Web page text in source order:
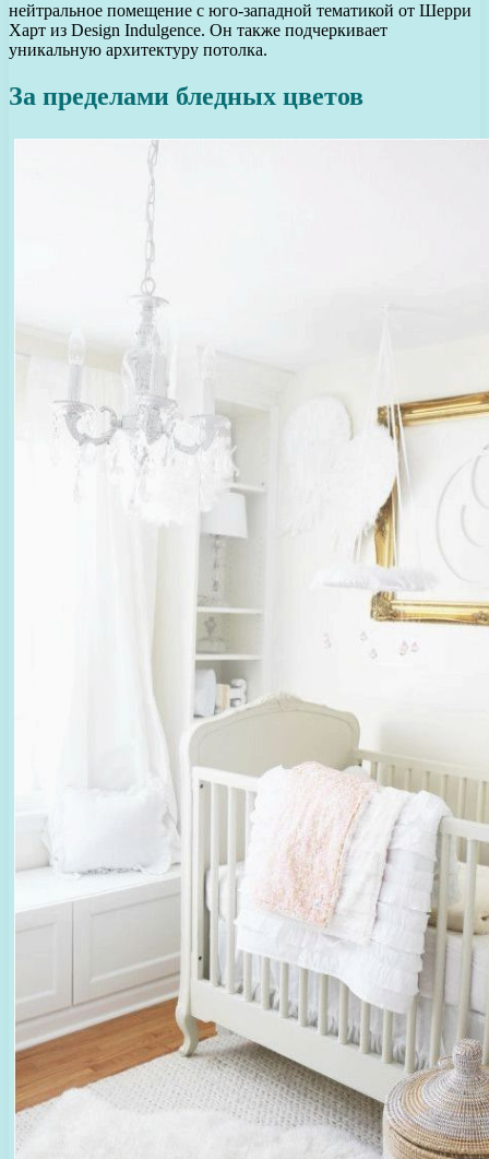
нейтральное помещение с юго-западной тематикой от Шерри
Харт из Design Indulgence. Он также подчеркивает
уникальную архитектуру потолка.
За пределами бледных цветов